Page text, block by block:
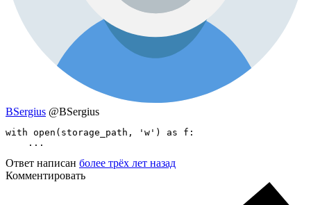
BSergius @BSergius
with open(storage_path, 'w') as f:
    ...
Ответ написан более трёх лет назад
Комментировать